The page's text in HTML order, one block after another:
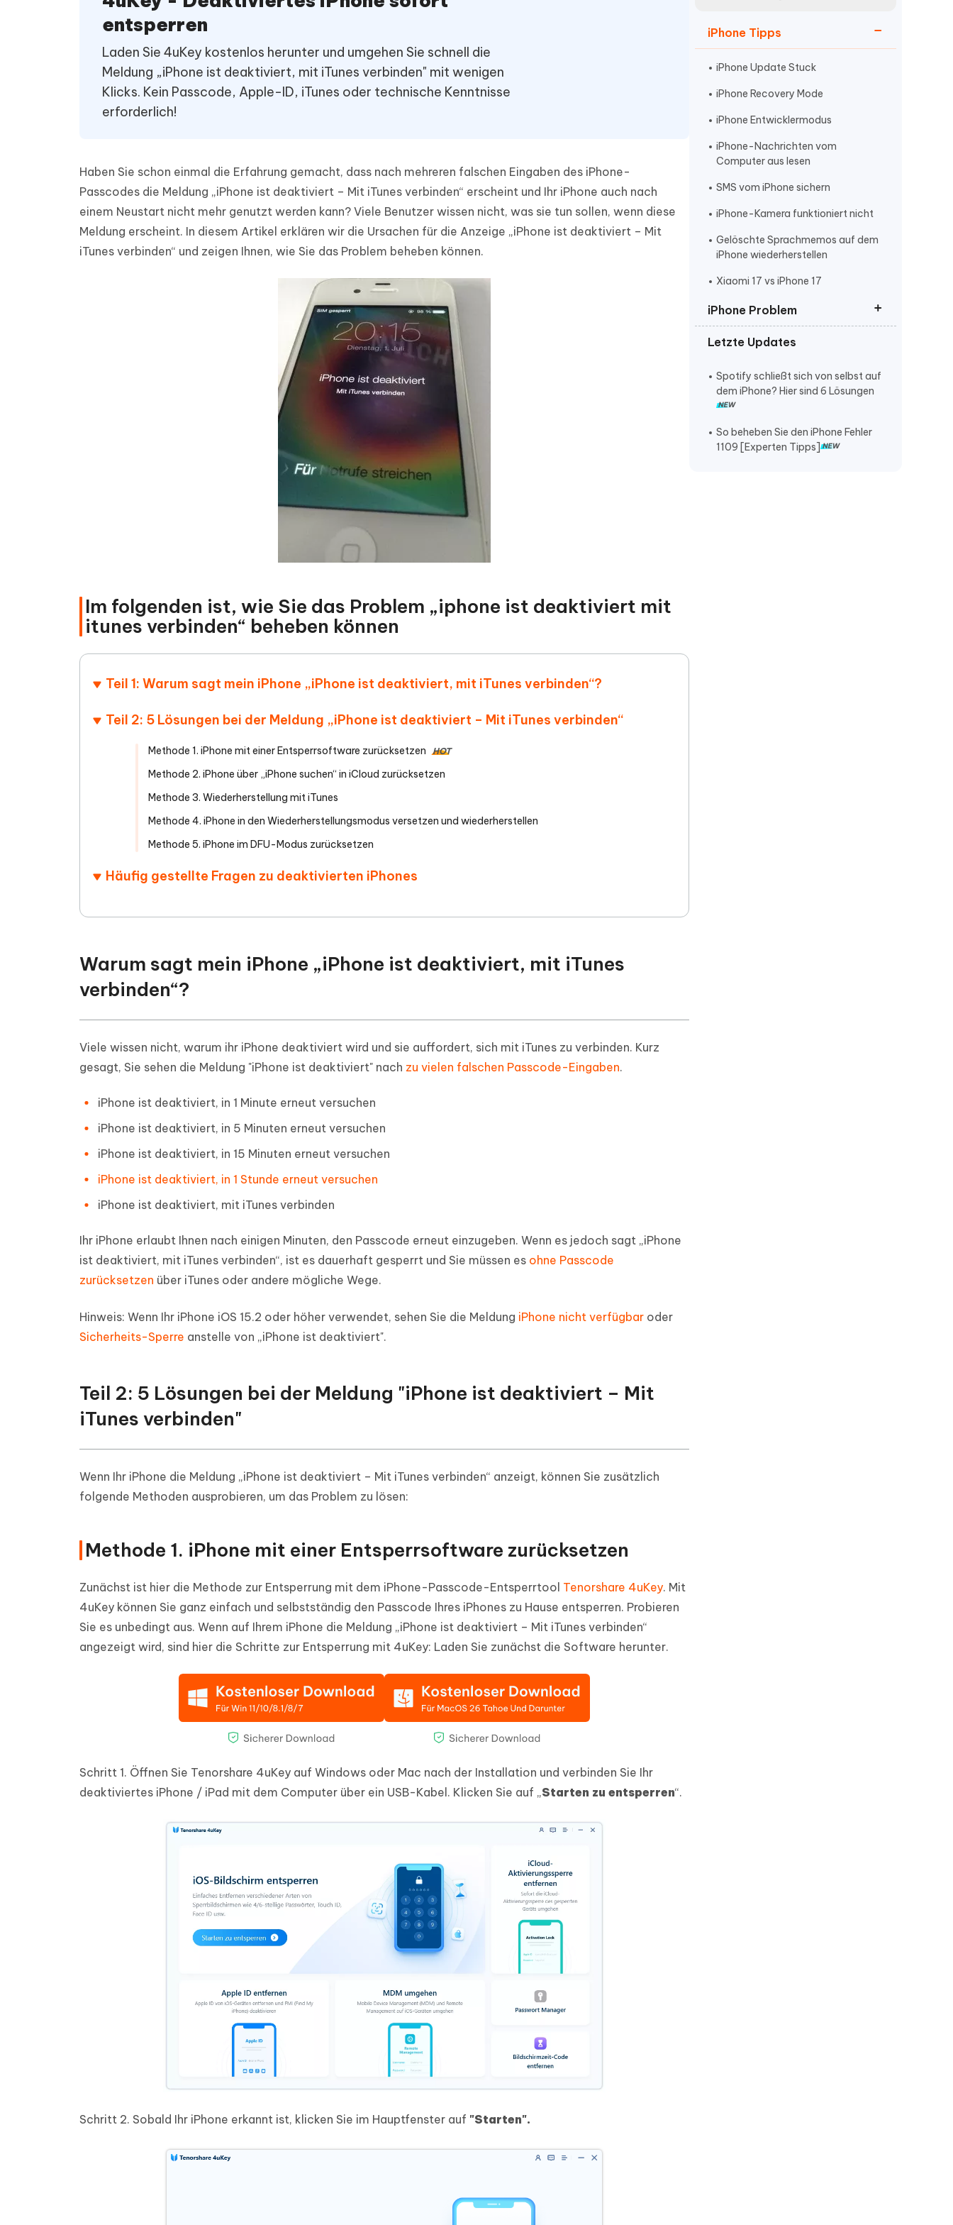
4DDiG - Windows Daten Retten
Update
Gelöschte Dateien unter Windows
wiederherstellen
Gelöschte Dateien auf Mac
wiederherstellen
Alle Produkte Anzeigen
Mobil
iPhone Standort ohne PC ändern
iAnyGo - Android Fake GPS APP
Neu
Android Standort ohne PC ändern
Whatsapp Chat übertragen
Android/iPhone
Mehr Nützliche Tipps
PDF Dokumente mit KI zusammenfassen
Tenorshare KI Writer
Mit KI intelligenter, schneller und besser
schreiben
KI-generierte Präsentationen in
Tenorshare KI Bypass
Hot
KI Inhalte in menschenähnliche Inhalte
umwandeln
Starten
iPhone Tipps
iPhone Update Stuck
iPhone Recovery Mode
iPhone Entwicklermodus
iPhone-Nachrichten vom
Computer aus lesen
SMS vom iPhone sichern
iPhone-Kamera funktioniert nicht
Gelöschte Sprachmemos auf dem
iPhone wiederherstellen
Xiaomi 17 vs iPhone 17
iPhone Problem
iPhone lautstärke verstellt sich von
iPhone klingelt nicht bei anruf
iPhone stürzt ständig ab
Letzte Updates
Spotify schließt sich von selbst auf
dem iPhone? Hier sind 6 Lösungen
So beheben Sie den iPhone Fehler
1109 [Experten Tipps]
entsperren
Laden Sie 4uKey kostenlos herunter und umgehen Sie schnell die
Meldung „iPhone ist deaktiviert, mit iTunes verbinden" mit wenigen
Klicks. Kein Passcode, Apple-ID, iTunes oder technische Kenntnisse
erforderlich!
Haben Sie schon einmal die Erfahrung gemacht, dass nach mehreren falschen Eingaben des iPhone-
Passcodes die Meldung „iPhone ist deaktiviert – Mit iTunes verbinden“ erscheint und Ihr iPhone auch nach
einem Neustart nicht mehr genutzt werden kann? Viele Benutzer wissen nicht, was sie tun sollen, wenn diese
Meldung erscheint. In diesem Artikel erklären wir die Ursachen für die Anzeige „iPhone ist deaktiviert – Mit
iTunes verbinden“ und zeigen Ihnen, wie Sie das Problem beheben können.
Im folgenden ist, wie Sie das Problem „iphone ist deaktiviert mit
itunes verbinden“ beheben können
Teil 1: Warum sagt mein iPhone „iPhone ist deaktiviert, mit iTunes verbinden“?
Teil 2: 5 Lösungen bei der Meldung „iPhone ist deaktiviert – Mit iTunes verbinden“
Methode 1. iPhone mit einer Entsperrsoftware zurücksetzen HOT
Methode 2. iPhone über „iPhone suchen“ in iCloud zurücksetzen
Methode 3. Wiederherstellung mit iTunes
Methode 4. iPhone in den Wiederherstellungsmodus versetzen und wiederherstellen
Methode 5. iPhone im DFU-Modus zurücksetzen
Häufig gestellte Fragen zu deaktivierten iPhones
Warum sagt mein iPhone „iPhone ist deaktiviert, mit iTunes
verbinden“?
Viele wissen nicht, warum ihr iPhone deaktiviert wird und sie auffordert, sich mit iTunes zu verbinden. Kurz
gesagt, Sie sehen die Meldung "iPhone ist deaktiviert" nach zu vielen falschen Passcode-Eingaben.
iPhone ist deaktiviert, in 1 Minute erneut versuchen
iPhone ist deaktiviert, in 5 Minuten erneut versuchen
iPhone ist deaktiviert, in 15 Minuten erneut versuchen
iPhone ist deaktiviert, in 1 Stunde erneut versuchen
iPhone ist deaktiviert, mit iTunes verbinden
Ihr iPhone erlaubt Ihnen nach einigen Minuten, den Passcode erneut einzugeben. Wenn es jedoch sagt „iPhone
ist deaktiviert, mit iTunes verbinden“, ist es dauerhaft gesperrt und Sie müssen es ohne Passcode
zurücksetzen über iTunes oder andere mögliche Wege.
Hinweis: Wenn Ihr iPhone iOS 15.2 oder höher verwendet, sehen Sie die Meldung iPhone nicht verfügbar oder
Sicherheits-Sperre anstelle von „iPhone ist deaktiviert".
Teil 2: 5 Lösungen bei der Meldung "iPhone ist deaktiviert – Mit
iTunes verbinden"
Wenn Ihr iPhone die Meldung „iPhone ist deaktiviert – Mit iTunes verbinden“ anzeigt, können Sie zusätzlich
folgende Methoden ausprobieren, um das Problem zu lösen:
Methode 1. iPhone mit einer Entsperrsoftware zurücksetzen
Zunächst ist hier die Methode zur Entsperrung mit dem iPhone-Passcode-Entsperrtool Tenorshare 4uKey. Mit
4uKey können Sie ganz einfach und selbstständig den Passcode Ihres iPhones zu Hause entsperren. Probieren
Sie es unbedingt aus. Wenn auf Ihrem iPhone die Meldung „iPhone ist deaktiviert – Mit iTunes verbinden“
angezeigt wird, sind hier die Schritte zur Entsperrung mit 4uKey: Laden Sie zunächst die Software herunter.
Schritt 1. Öffnen Sie Tenorshare 4uKey auf Windows oder Mac nach der Installation und verbinden Sie Ihr
deaktiviertes iPhone / iPad mit dem Computer über ein USB-Kabel. Klicken Sie auf „Starten zu entsperren“.
Schritt 2. Sobald Ihr iPhone erkannt ist, klicken Sie im Hauptfenster auf "Starten".